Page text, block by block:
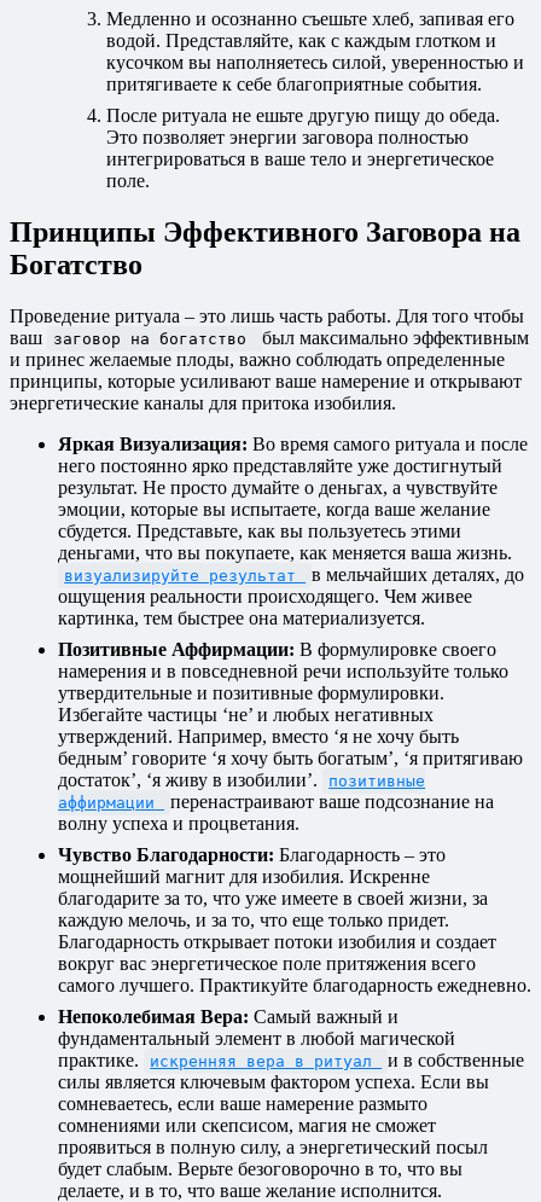
Медленно и осознанно съешьте хлеб, запивая его
водой. Представляйте, как с каждым глотком и
кусочком вы наполняетесь силой, уверенностью и
притягиваете к себе благоприятные события.
После ритуала не ешьте другую пищу до обеда.
Это позволяет энергии заговора полностью
интегрироваться в ваше тело и энергетическое
поле.
Принципы Эффективного Заговора на
Богатство
Проведение ритуала – это лишь часть работы. Для того чтобы
ваш
заговор на богатство
был максимально эффективным
и принес желаемые плоды, важно соблюдать определенные
принципы, которые усиливают ваше намерение и открывают
энергетические каналы для притока изобилия.
Яркая Визуализация: Во время самого ритуала и после
него постоянно ярко представляйте уже достигнутый
результат. Не просто думайте о деньгах, а чувствуйте
эмоции, которые вы испытаете, когда ваше желание
сбудется. Представьте, как вы пользуетесь этими
деньгами, что вы покупаете, как меняется ваша жизнь.
визуализируйте результат
в мельчайших деталях, до
ощущения реальности происходящего. Чем живее
картинка, тем быстрее она материализуется.
Позитивные Аффирмации: В формулировке своего
намерения и в повседневной речи используйте только
утвердительные и позитивные формулировки.
Избегайте частицы ‘не’ и любых негативных
утверждений. Например, вместо ‘я не хочу быть
бедным’ говорите ‘я хочу быть богатым’, ‘я притягиваю
достаток’, ‘я живу в изобилии’.
позитивные
аффирмации
перенастраивают ваше подсознание на
волну успеха и процветания.
Чувство Благодарности: Благодарность – это
мощнейший магнит для изобилия. Искренне
благодарите за то, что уже имеете в своей жизни, за
каждую мелочь, и за то, что еще только придет.
Благодарность открывает потоки изобилия и создает
вокруг вас энергетическое поле притяжения всего
самого лучшего. Практикуйте благодарность ежедневно.
Непоколебимая Вера: Самый важный и
фундаментальный элемент в любой магической
практике.
искренняя вера в ритуал
и в собственные
силы является ключевым фактором успеха. Если вы
сомневаетесь, если ваше намерение размыто
сомнениями или скепсисом, магия не сможет
проявиться в полную силу, а энергетический посыл
будет слабым. Верьте безоговорочно в то, что вы
делаете, и в то, что ваше желание исполнится.